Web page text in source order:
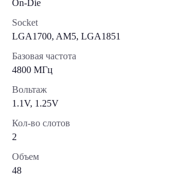
On-Die
Socket
LGA1700, AM5, LGA1851
Базовая частота
4800 МГц
Вольтаж
1.1V, 1.25V
Кол-во слотов
2
Объем
48